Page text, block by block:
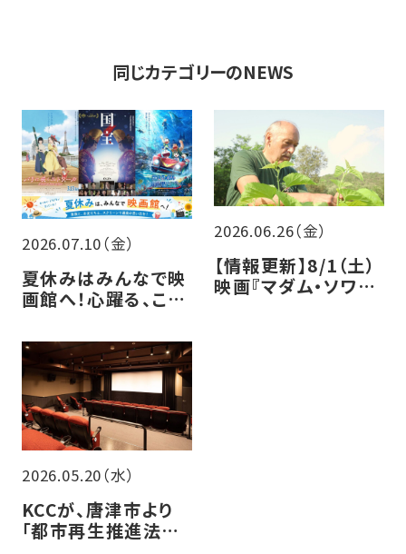
同じカテゴリーのNEWS
2026.07.10（金）
夏休みはみんなで映
画館へ！心躍る、この
2026.06.26（金）
【情報更新】8/1（土）
映画『マダム・ソワ・
2026.05.20（水）
KCCが、唐津市より
「都市再生推進法人」